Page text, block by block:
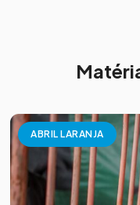
ABRIL LARANJA